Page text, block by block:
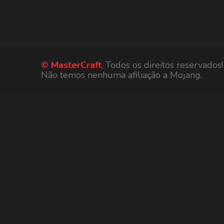
© MasterCraft, Todos os direitos reservados!
Não temos nenhuma afiliação a Mojang.